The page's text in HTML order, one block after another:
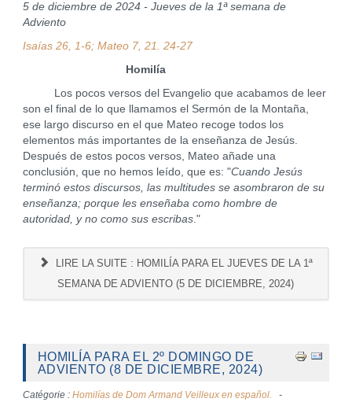
5 de diciembre de 2024 - Jueves de la 1ª semana de
Adviento
Isaías 26, 1-6; Mateo 7, 21. 24-27
Homilía
Los pocos versos del Evangelio que acabamos de leer
son el final de lo que llamamos el Sermón de la Montaña,
ese largo discurso en el que Mateo recoge todos los
elementos más importantes de la enseñanza de Jesús.
Después de estos pocos versos, Mateo añade una
conclusión, que no hemos leído, que es: "Cuando Jesús
terminó estos discursos, las multitudes se asombraron de su
enseñanza; porque les enseñaba como hombre de
autoridad, y no como sus escribas."
LIRE LA SUITE : HOMILÍA PARA EL JUEVES DE LA 1ª
SEMANA DE ADVIENTO (5 DE DICIEMBRE, 2024)
HOMILÍA PARA EL 2º DOMINGO DE
ADVIENTO (8 DE DICIEMBRE, 2024)
Catégorie : Homilías de Dom Armand Veilleux en español.